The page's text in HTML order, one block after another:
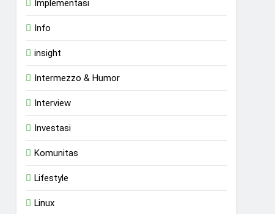
Implementasi
Info
insight
Intermezzo & Humor
Interview
Investasi
Komunitas
Lifestyle
Linux